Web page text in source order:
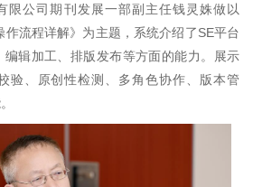
限公司期刊发展一部副主任钱灵姝做以
作流程详解》为主题，系统介绍了SE平台
辑加工、排版发布等方面的能力。展示
验、原创性检测、多角色协作、版本管